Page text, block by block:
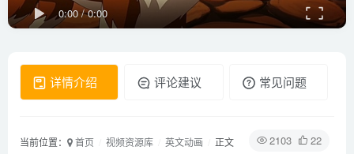
0:00/0:00
详情介绍 评论建议 常见问题
2103 22
当前位置： 首页 视频资源库 英文动画 正文